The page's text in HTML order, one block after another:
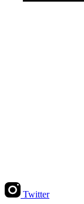
Twitter